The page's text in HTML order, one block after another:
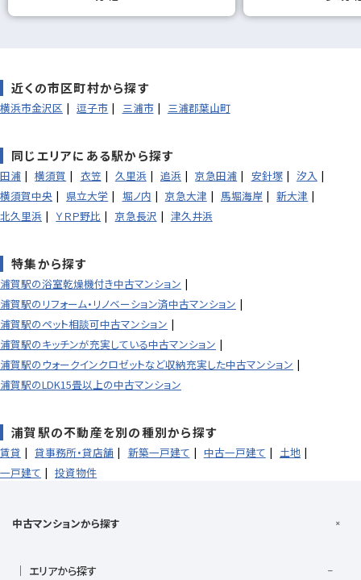
近くの市区町村から探す
横浜市金沢区 逗子市 三浦市 三浦郡葉山町
同じエリアにある駅から探す
田浦 横須賀 衣笠 久里浜 追浜 京急田浦 安針塚
汐入
横須賀中央
県立大学 堀ノ内 京急大津 馬堀海岸
新大津
北久里浜
ＹＲＰ野比 京急長沢 津久井浜
特集から探す
浦賀駅の浴室乾燥機付き中古マンション
浦賀駅のリフォーム・リノベーション済中古マンション
浦賀駅のペット相談可中古マンション
浦賀駅のキッチンが充実している中古マンション
浦賀駅のウォークインクロゼットなど収納充実した中古マンション
浦賀駅のLDK15畳以上の中古マンション
浦賀駅の不動産を別の種別から探す
賃貸 貸事務所・貸店舗 新築一戸建て 中古一戸建て
土地
一戸建て
投資物件
中古マンションから探す
エリアから探す